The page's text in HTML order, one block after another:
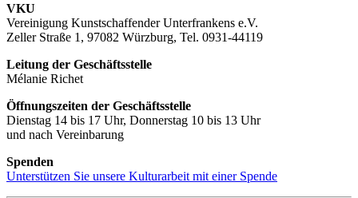
VKU
Vereinigung Kunstschaffender Unterfrankens e.V.
Zeller Straße 1, 97082 Würzburg, Tel. 0931-44119
Leitung der Geschäftsstelle
Mélanie Richet
Öffnungszeiten der Geschäftsstelle
Dienstag 14 bis 17 Uhr, Donnerstag 10 bis 13 Uhr
und nach Vereinbarung
Spenden
Unterstützen Sie unsere Kulturarbeit mit einer Spende